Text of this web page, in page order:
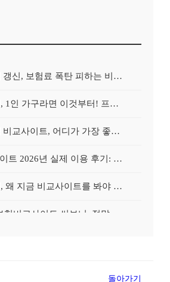
2026년 실비보험 갱신, 보험료 폭탄 피하는 비교사이트의 비밀
2026년 실비보험, 1인 가구라면 이것부터! 프리랜서를 위한 비교사이트 활용 가이드
2026년 실비보험 비교사이트, 어디가 가장 좋을까? Top 3 업체 전격 분석
실비보험 비교사이트 2026년 실제 이용 후기: 저렴하게 가입 성공한 비법 공개
2026년 실비보험, 왜 지금 비교사이트를 봐야 할까? 놓치면 후회할 3가지 이유
돌아가기